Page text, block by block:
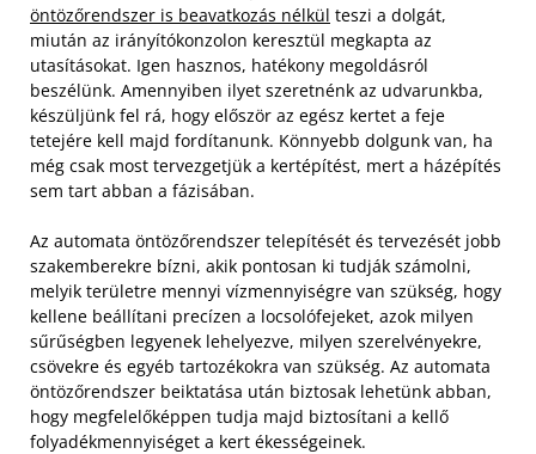
öntözőrendszer is beavatkozás nélkül teszi a dolgát,
miután az irányítókonzolon keresztül megkapta az
utasításokat. Igen hasznos, hatékony megoldásról
beszélünk. Amennyiben ilyet szeretnénk az udvarunkba,
készüljünk fel rá, hogy először az egész kertet a feje
tetejére kell majd fordítanunk. Könnyebb dolgunk van, ha
még csak most tervezgetjük a kertépítést, mert a házépítés
sem tart abban a fázisában.
Az automata öntözőrendszer telepítését és tervezését jobb
szakemberekre bízni, akik pontosan ki tudják számolni,
melyik területre mennyi vízmennyiségre van szükség, hogy
kellene beállítani precízen a locsolófejeket, azok milyen
sűrűségben legyenek lehelyezve, milyen szerelvényekre,
csövekre és egyéb tartozékokra van szükség. Az automata
öntözőrendszer beiktatása után biztosak lehetünk abban,
hogy megfelelőképpen tudja majd biztosítani a kellő
folyadékmennyiséget a kert ékességeinek.